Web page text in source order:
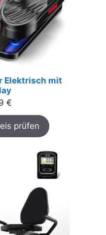
Elektrisch mit
€
prüfen